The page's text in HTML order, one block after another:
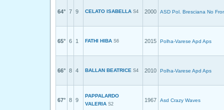
64° 7 9 CELATO ISABELLA S4 2000 ASD Pol. Bresciana No
65° 6 1 FATHI HIBA S6 2015 Polha-Varese Apd Aps
66° 8 4 BALLAN BEATRICE S4 2010 Polha-Varese Apd Aps
67° 8 9
PAPPALARDO
VALERIA S2
1967 Asd Crazy Waves